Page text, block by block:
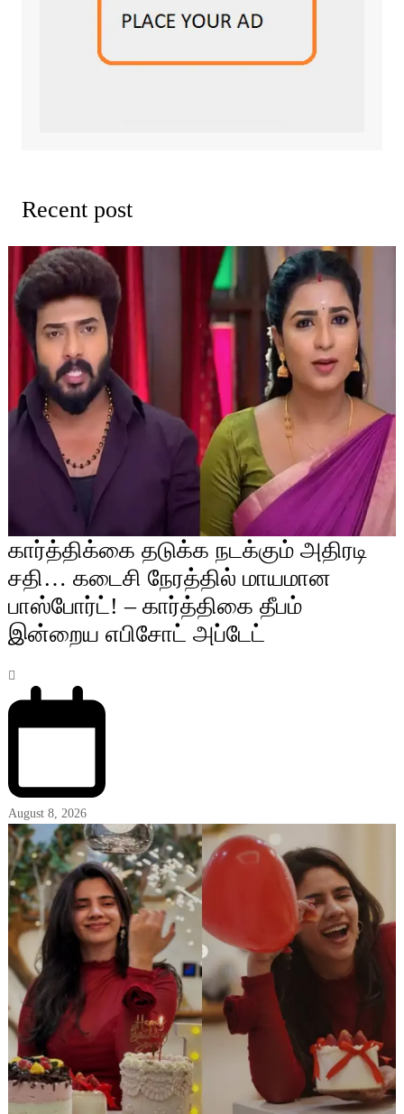
Recent post
கார்த்திக்கை தடுக்க நடக்கும் அதிரடி
சதி… கடைசி நேரத்தில் மாயமான
பாஸ்போர்ட்! – கார்த்திகை தீபம்
இன்றைய எபிசோட் அப்டேட்
August 8, 2026